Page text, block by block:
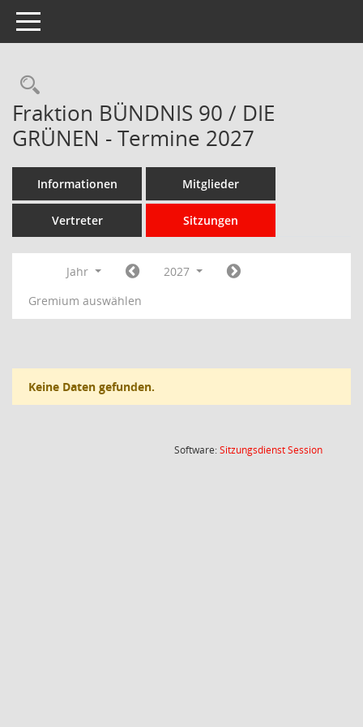
Toggle navigation
Rechercheauswahl
Fraktion BÜNDNIS 90 / DIE
GRÜNEN - Termine 2027
Informationen Mitglieder
Vertreter Sitzungen
Jahr
2027
Gremium auswählen
Keine Daten gefunden.
Software:SitzungsdienstSession(Wird in